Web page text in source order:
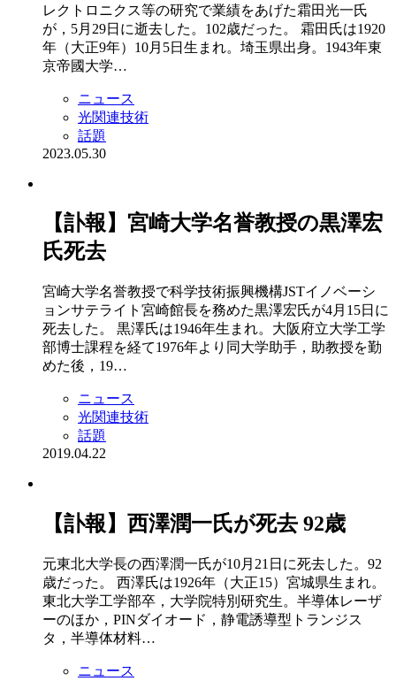
レクトロニクス等の研究で業績をあげた霜田光一氏
が，5月29日に逝去した。102歳だった。 霜田氏は1920
年（大正9年）10月5日生まれ。埼玉県出身。1943年東
京帝國大学…
ニュース
光関連技術
話題
2023.05.30
【訃報】宮崎大学名誉教授の黒澤宏
氏死去
宮崎大学名誉教授で科学技術振興機構JSTイノベーシ
ョンサテライト宮崎館長を務めた黒澤宏氏が4月15日に
死去した。 黒澤氏は1946年生まれ。大阪府立大学工学
部博士課程を経て1976年より同大学助手，助教授を勤
めた後，19…
ニュース
光関連技術
話題
2019.04.22
【訃報】西澤潤一氏が死去 92歳
元東北大学長の西澤潤一氏が10月21日に死去した。92
歳だった。 西澤氏は1926年（大正15）宮城県生まれ。
東北大学工学部卒，大学院特別研究生。半導体レーザ
ーのほか，PINダイオード，静電誘導型トランジス
タ，半導体材料…
ニュース